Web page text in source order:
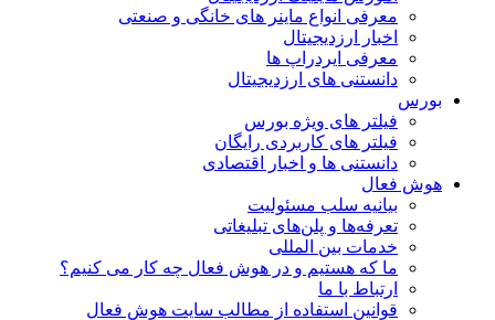
معرفی انواع ماینر های خانگی و صنعتی
اخبار ارزدیجیتال
معرفی ایردراپ ها
دانستنی های ارزدیجیتال
بورس
فیلتر های ویژه بورس
فیلتر های کاربردی رایگان
دانستنی ها و اخبار اقتصادی
هوش فعال
بیانیه سلب مسئولیت
تعرفه‌ها و پلن‌های تبلیغاتی
خدمات بین المللی
ما که هستیم و در هوش فعال چه کار می کنیم؟
ارتباط با ما
قوانین استفاده از مطالب سایت هوش فعال